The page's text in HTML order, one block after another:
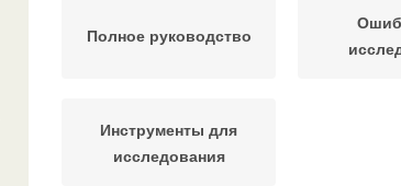
Полное руководство
Инструменты для
исследования